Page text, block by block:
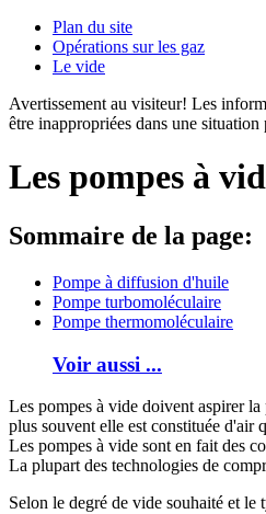
Plan du site
Opérations sur les gaz
Le vide
Avertissement au visiteur! Les
être inappropriées dans une
Les pompes à
Sommaire de la page:
Pompe à diffusion d'huile
Pompe turbomoléculaire
Pompe thermomoléculaire
Voir aussi ...
Les pompes à vide doivent aspirer la
plus souvent elle est constituée d'air
Les pompes à vide sont en fait des
La plupart des technologies de
Selon le degré de vide souhaité et